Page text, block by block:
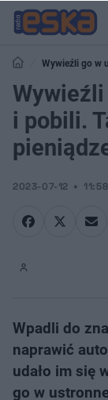
Wywieźli go w
i pobili.
2023-07-12 11:58
Wpadli do
naprawić
udało im się
go w